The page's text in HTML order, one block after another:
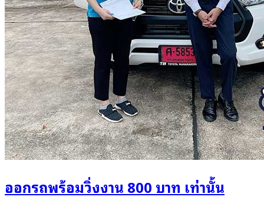
ออกรถพร้อมวิ่งงาน 800 บาท เท่านั้น